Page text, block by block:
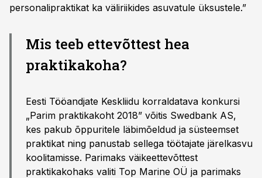
personalipraktikat ka väliriikides asuvatule üksustele.”
Mis teeb ettevõttest hea
praktikakoha?
Eesti Tööandjate Keskliidu korraldatava konkursi
„Parim praktikakoht 2018” võitis Swedbank AS,
kes pakub õppuritele läbimõeldud ja süsteemset
praktikat ning panustab sellega töötajate järelkasvu
koolitamisse. Parimaks väikeettevõttest
praktikakohaks valiti Top Marine OÜ ja parimaks